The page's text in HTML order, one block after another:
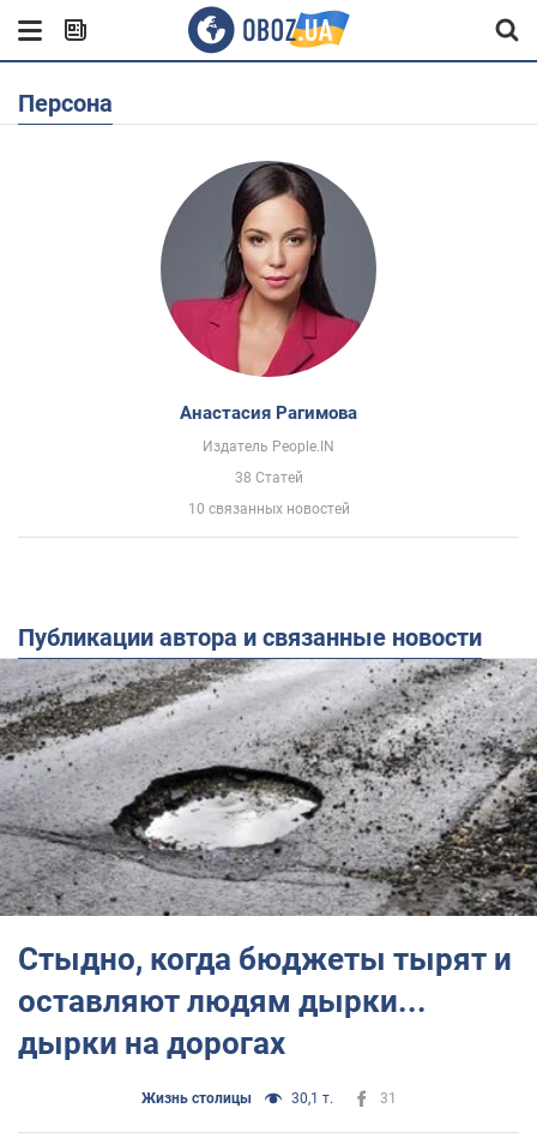
Персона
Анастасия Рагимова
Издатель People.IN
38 Статей
10 связанных новостей
Публикации автора и связанные новости
Стыдно, когда бюджеты тырят и
оставляют людям дырки...
дырки на дорогах
Жизнь столицы 30,1 т. 31